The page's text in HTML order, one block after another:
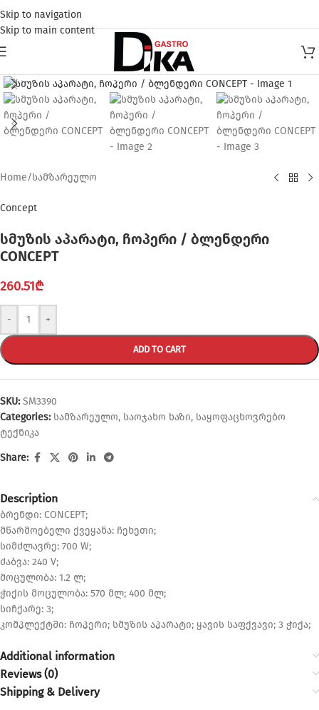
Skip to navigation
Skip to main content
Home/სამზარეულო
Concept
სმუზის აპარატი, ჩოპერი / ბლენდერი
CONCEPT
260.51₾
- +
ADD TO CART
SKU:SM3390
Categories: სამზარეულო, საოჯახო ხაზი, საყოფაცხოვრებო
ტექნიკა
Share:
Description
ბრენდი: CONCEPT;
მწარმოებელი ქვეყანა: ჩეხეთი;
სიმძლავრე: 700 W;
ძაბვა: 240 V;
მოცულობა: 1.2 ლ;
ჭიქის მოცულობა: 570 მლ; 400 მლ;
სიჩქარე: 3;
კომპლექტში: ჩოპერი; სმუზის აპარატი; ყავის საფქვავი; 3 ჭიქა;
Additional information
Reviews (0)
Shipping & Delivery